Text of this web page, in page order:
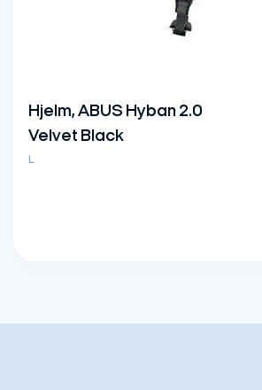
Hjelm, ABUS Hyban 2.0
Velvet Black
L